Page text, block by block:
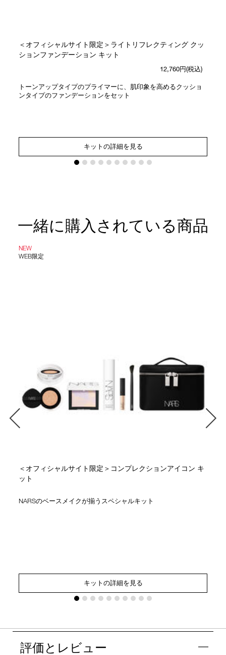
＜オフィシャルサイト限定＞ライトリフレクティング クッ
ションファンデーション キット
12,760円(税込)
トーンアップタイプのプライマーに、肌印象を高めるクッショ
ンタイプのファンデーションをセット
キットの詳細を見る
一緒に購入されている商品
NEW
WEB限定
＜オフィシャルサイト限定＞コンプレクションアイコン キ
ット
NARSのベースメイクが揃うスペシャルキット
キットの詳細を見る
評価とレビュー